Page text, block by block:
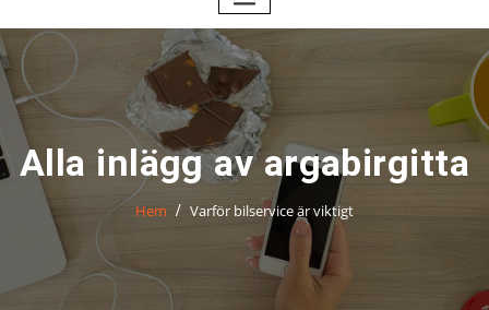
Alla inlägg av argabirgitta
Hem Varför bilservice är viktigt